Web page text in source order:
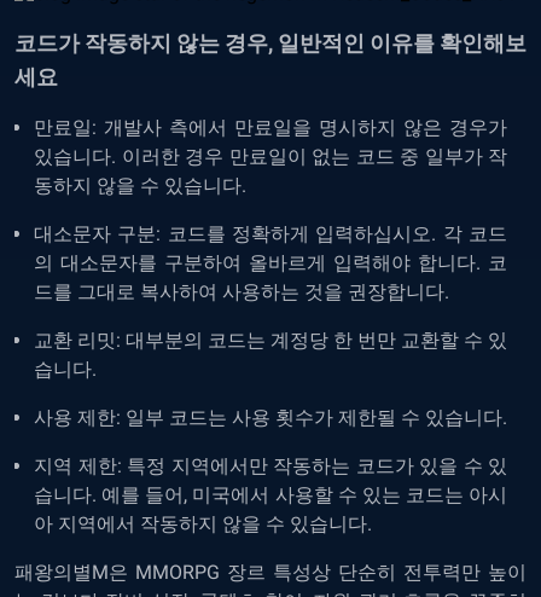
코드가 작동하지 않는 경우, 일반적인 이유를 확인해보
세요
만료일: 개발사 측에서 만료일을 명시하지 않은 경우가
있습니다. 이러한 경우 만료일이 없는 코드 중 일부가 작
동하지 않을 수 있습니다.
대소문자 구분: 코드를 정확하게 입력하십시오. 각 코드
의 대소문자를 구분하여 올바르게 입력해야 합니다. 코
드를 그대로 복사하여 사용하는 것을 권장합니다.
교환 리밋: 대부분의 코드는 계정당 한 번만 교환할 수 있
습니다.
사용 제한: 일부 코드는 사용 횟수가 제한될 수 있습니다.
지역 제한: 특정 지역에서만 작동하는 코드가 있을 수 있
습니다. 예를 들어, 미국에서 사용할 수 있는 코드는 아시
아 지역에서 작동하지 않을 수 있습니다.
패왕의별M은 MMORPG 장르 특성상 단순히 전투력만 높이